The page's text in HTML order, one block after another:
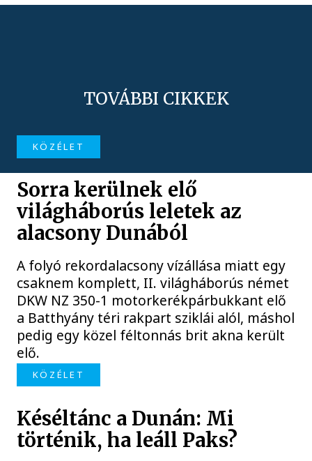
TOVÁBBI CIKKEK
KÖZÉLET
Sorra kerülnek elő
világháborús leletek az
alacsony Dunából
A folyó rekordalacsony vízállása miatt egy
csaknem komplett, II. világháborús német
DKW NZ 350-1 motorkerékpárbukkant elő
a Batthyány téri rakpart sziklái alól, máshol
pedig egy közel féltonnás brit akna került
elő.
KÖZÉLET
Késéltánc a Dunán: Mi
történik, ha leáll Paks?